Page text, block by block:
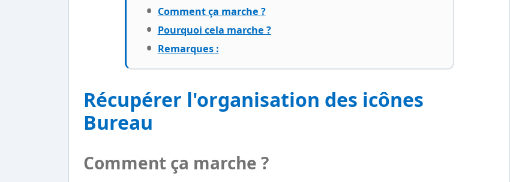
Comment ça marche ?
Pourquoi cela marche ?
Remarques :
Récupérer l'organisation des icônes
Bureau
Comment ça marche ?